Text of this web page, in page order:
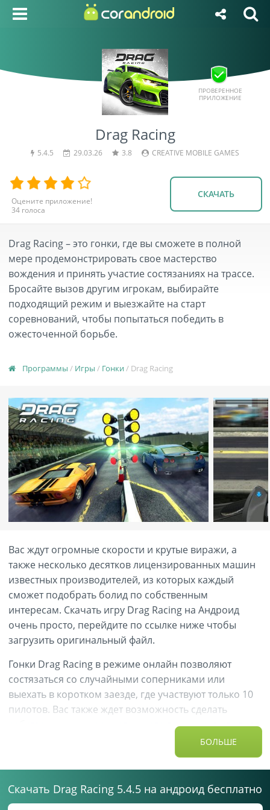
Программы / Игры / Гонки/ Drag Racing
Drag Racing
5.4.5 29.03.26 3.8 CREATIVE MOBILE GAMES
ПРОВЕРЕННОЕ
ПРИЛОЖЕНИЕ
34голоса
СКАЧАТЬ
Drag Racing – это гонки, где вы сможете в полной
мере продемонстрировать свое мастерство
вождения и принять участие состязаниях на трассе.
Бросайте вызов другим игрокам, выбирайте
подходящий режим и выезжайте на старт
соревнований, чтобы попытаться победить в
ожесточенной борьбе.
Вас ждут огромные скорости и крутые виражи, а
также несколько десятков лицензированных машин
известных производителей, из которых каждый
сможет подобрать болид по собственным
интересам. Скачать игру Drag Racing на Андроид
очень просто, перейдите по ссылке ниже чтобы
загрузить оригинальный файл.
Гонки Drag Racing в режиме онлайн позволяют
состязаться со случайными соперниками или
выехать в коротком заезде, где участвуют только 10
пилотов. Вас также ждет возможность сделать
собственную карьеру успешного гонщика, выполняя
многочисленные задания и выступая в Челлендж
режимах. Каждая победа приносит не только
призовые очки, но и определенную сумму средств,
которые можно потратить на покупку
дополнительных запчастей и механизмов. Улучшая
БОЛЬШЕ
Скачать Drag Racing 5.4.5 на андроид бесплатно